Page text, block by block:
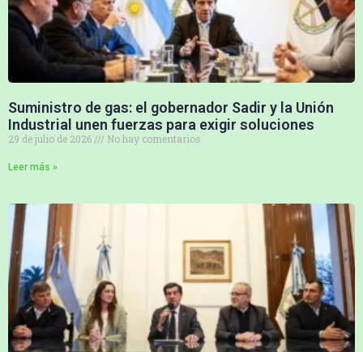
Suministro de gas: el gobernador Sadir y la Unión
Industrial unen fuerzas para exigir soluciones
29 de julio de 2026 No hay comentarios
Leer más »